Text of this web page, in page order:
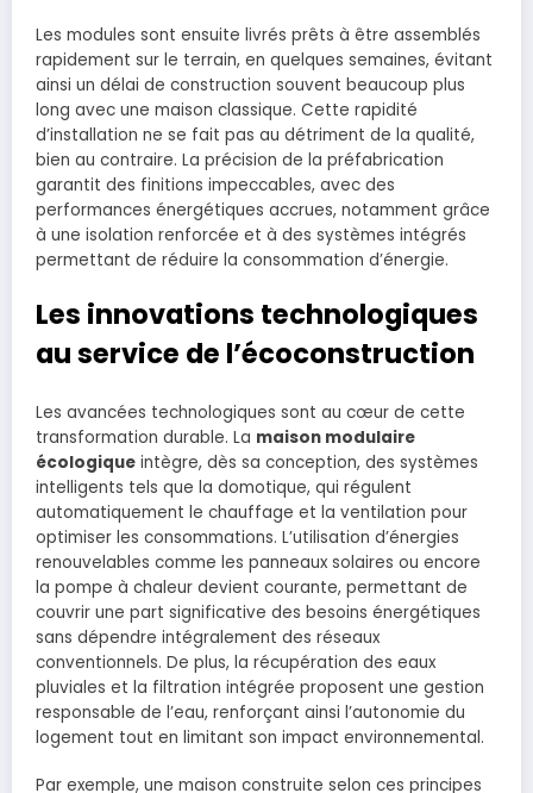
Les modules sont ensuite livrés prêts à être assemblés
rapidement sur le terrain, en quelques semaines, évitant
ainsi un délai de construction souvent beaucoup plus
long avec une maison classique. Cette rapidité
d’installation ne se fait pas au détriment de la qualité,
bien au contraire. La précision de la préfabrication
garantit des finitions impeccables, avec des
performances énergétiques accrues, notamment grâce
à une isolation renforcée et à des systèmes intégrés
permettant de réduire la consommation d’énergie.
Les innovations technologiques
au service de l’écoconstruction
Les avancées technologiques sont au cœur de cette
transformation durable. La maison modulaire
écologique intègre, dès sa conception, des systèmes
intelligents tels que la domotique, qui régulent
automatiquement le chauffage et la ventilation pour
optimiser les consommations. L’utilisation d’énergies
renouvelables comme les panneaux solaires ou encore
la pompe à chaleur devient courante, permettant de
couvrir une part significative des besoins énergétiques
sans dépendre intégralement des réseaux
conventionnels. De plus, la récupération des eaux
pluviales et la filtration intégrée proposent une gestion
responsable de l’eau, renforçant ainsi l’autonomie du
logement tout en limitant son impact environnemental.
Par exemple, une maison construite selon ces principes